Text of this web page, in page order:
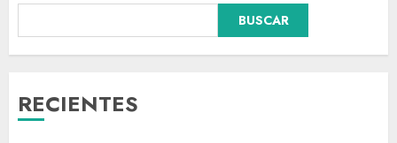
BUSCAR
RECIENTES
3
Christopher Landau